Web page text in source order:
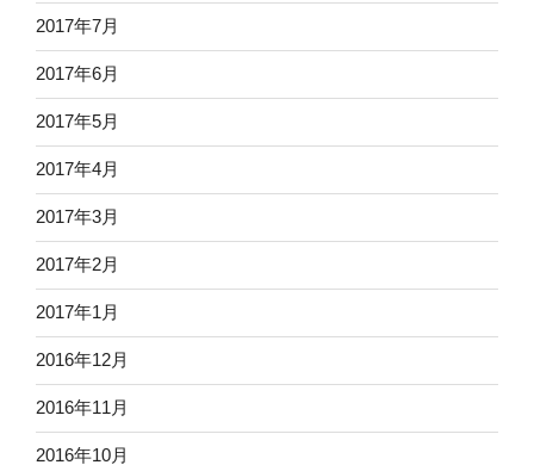
2017年7月
2017年6月
2017年5月
2017年4月
2017年3月
2017年2月
2017年1月
2016年12月
2016年11月
2016年10月